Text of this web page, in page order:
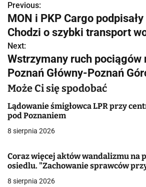
N
a
w
i
g
a
c
a
w
Previous:
MON i PKP Cargo
Chodzi o szybki transport
Next:
Wstrzymany ruch pociągów
Poznań Główny-Poznań
Może Ci się spodobać
Lądowanie śmigłowca LPR przy
pod Poznaniem
8 sierpnia 2026
Coraz więcej aktów wandalizmu na
osiedlu. "Zachowanie sprawców
8 sierpnia 2026